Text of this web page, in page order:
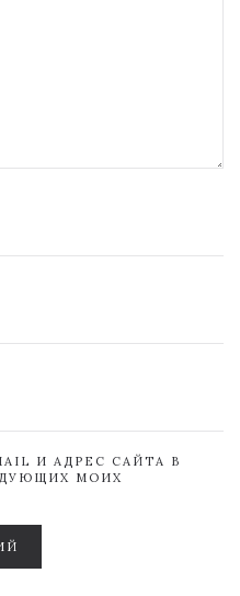
И АДРЕС САЙТА В
МОИХ